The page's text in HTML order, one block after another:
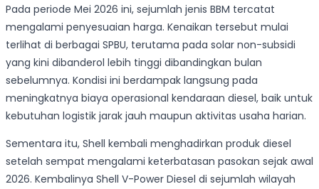
Pada periode Mei 2026 ini, sejumlah jenis BBM tercatat
mengalami penyesuaian harga. Kenaikan tersebut mulai
terlihat di berbagai SPBU, terutama pada solar non-subsidi
yang kini dibanderol lebih tinggi dibandingkan bulan
sebelumnya. Kondisi ini berdampak langsung pada
meningkatnya biaya operasional kendaraan diesel, baik untuk
kebutuhan logistik jarak jauh maupun aktivitas usaha harian.
Sementara itu, Shell kembali menghadirkan produk diesel
setelah sempat mengalami keterbatasan pasokan sejak awal
2026. Kembalinya Shell V-Power Diesel di sejumlah wilayah